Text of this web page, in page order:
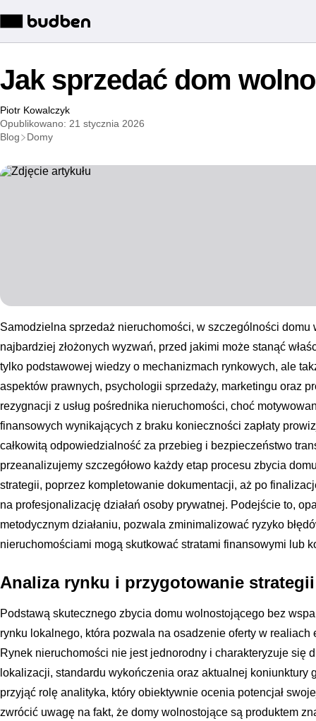
Jak sprzedać dom
Piotr Kowalczyk
Opublikowano: 21 stycznia 2026
Blog
Domy
Samodzielna sprzedaż nieruchomości, w szczególności
najbardziej złożonych wyzwań, przed jakimi może stanąć
tylko podstawowej wiedzy o mechanizmach rynkowych, ale
aspektów prawnych, psychologii sprzedaży, marketingu oraz
rezygnacji z usług pośrednika nieruchomości, choć
finansowych wynikających z braku konieczności zapłaty
całkowitą odpowiedzialność za przebieg i bezpieczeństwo
przeanalizujemy szczegółowo każdy etap procesu zbycia
strategii, poprzez kompletowanie dokumentacji, aż po
na profesjonalizację działań osoby prywatnej. Podejście to,
metodycznym działaniu, pozwala zminimalizować ryzyko
nieruchomościami mogą skutkować stratami finansowymi lub
Analiza rynku i przygotowanie
Podstawą skutecznego zbycia domu wolnostojącego bez
rynku lokalnego, która pozwala na osadzenie oferty w
Rynek nieruchomości nie jest jednorodny i charakteryzuje się
lokalizacji, standardu wykończenia oraz aktualnej koniunktury
przyjąć rolę analityka, który obiektywnie ocenia potencjał
zwrócić uwagę na fakt, że domy wolnostojące są produktem